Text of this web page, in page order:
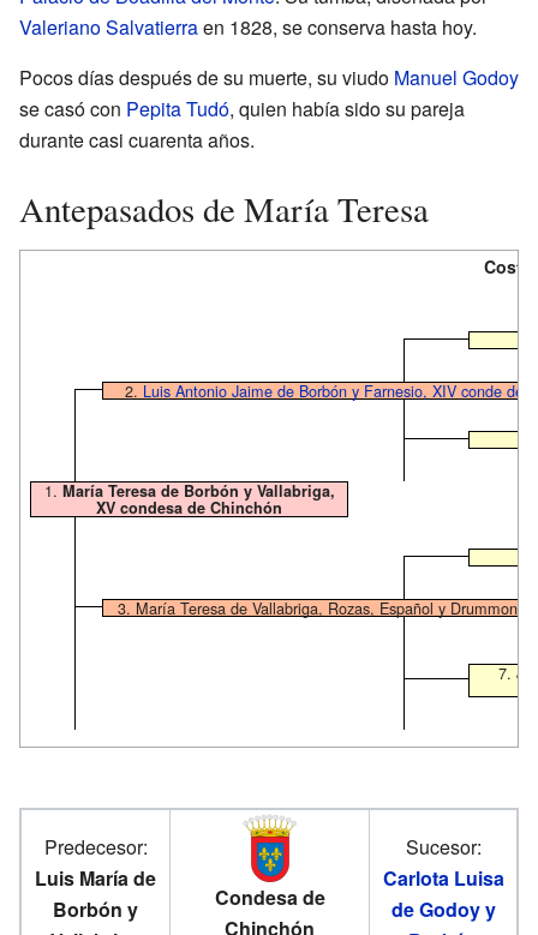
Valeriano Salvatierraen 1828, se conserva hasta hoy.
Pocos días después de su muerte, su viudo Manuel Godoy
se casó con Pepita Tudó, quien había sido su pareja
durante casi cuarenta años.
Antepasados de María Teresa
2. Luis Antonio Jaime de Borbón y Farnesio, XIV conde de
1. María Teresa de Borbón y Vallabriga,
XV condesa de Chinchón
3. María Teresa de Vallabriga, Rozas, Español y Drummond
7.
Predecesor:
Luis María de
Borbón y
Condesa de
Chinchón
Sucesor:
Carlota Luisa
de Godoy y